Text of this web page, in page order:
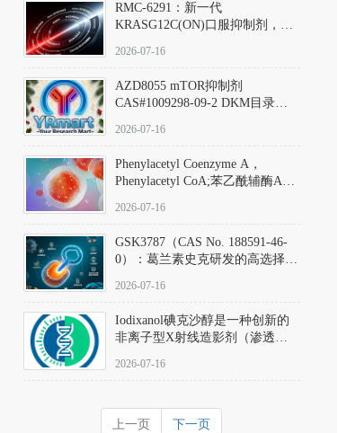
RMC-6291：新一代
KRASG12C(ON)口服抑制剂，
(Elironrasib)CAS#2641998-63-0
2026-07-16
AZD8055 mTOR抑制剂
CAS#1009298-09-2 DKM目录号
激酶抑制剂的深度剖析
2026-07-16
Phenylacetyl Coenzyme A，
Phenylacetyl CoA;苯乙酰辅酶A
2026-07-16
GSK3787（CAS No. 188591-46-
0）：葛兰素史克研发的高选择
抗剂，被广泛视为研究PPARδ核
受体生理功能、信号通路验证及
靶点药理机制的金标准化学探
针。
2026-07-16
Iodixanol碘克沙醇是一种创新的
非离子型X射线造影剂（渗透压
在血管内给药时与血浆等渗的临
号为92339-11-2
2026-07-16
上一页 下一页